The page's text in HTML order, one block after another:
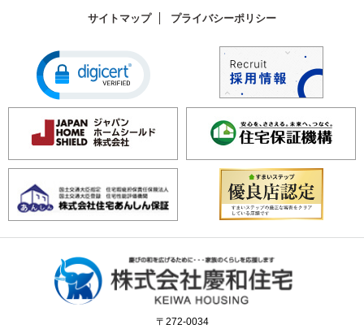
サイトマップ プライバシーポリシー
〒272-0034